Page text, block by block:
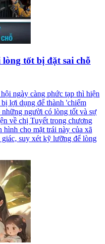
tốt bị đặt sai chỗ
ngày càng phức tạp thì hiện
lợi dụng để thành 'chiếm
những người có lòng tốt và sự
về chị Tuyết trong chương
cho mặt trái này của xã
suy xét kỹ lưỡng để lòng